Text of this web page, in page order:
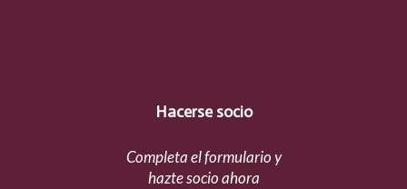
Hacerse socio
Completa el formulario y
hazte socio ahora